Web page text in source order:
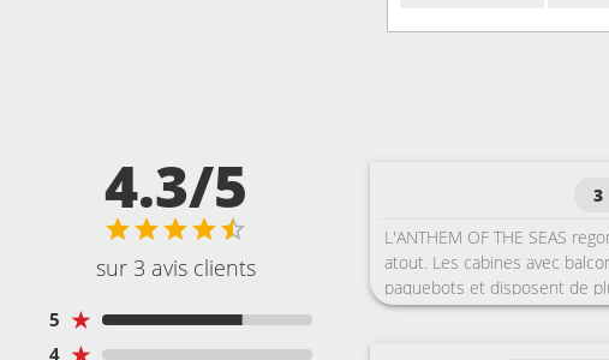
4.3/5
sur 3 avis clients
5 ★
4
3
L'ANTHEM OF THE SEAS
atout. Les cabines avec
paquebots et disposent de
sais pas si c'est le paquebot